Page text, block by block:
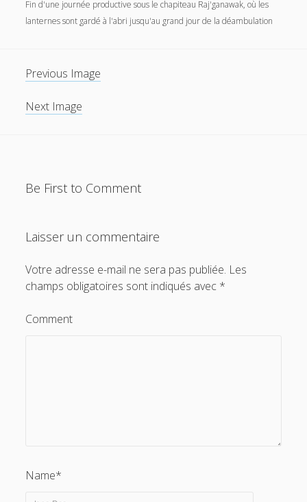
Fin d'une journée productive sous le chapiteau Raj'ganawak, où les
lanternes sont gardé à l'abri jusqu'au grand jour de la déambulation
Previous Image
Next Image
Be First to Comment
Laisser un commentaire
Votre adresse e-mail ne sera pas publiée. Les
champs obligatoires sont indiqués avec *
Comment
Name*